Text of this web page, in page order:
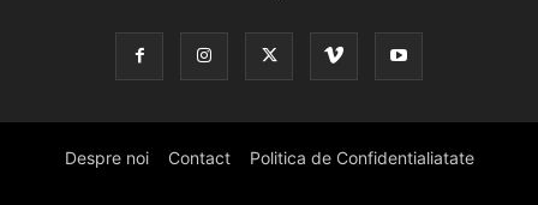
Despre noi Contact Politica de Confidentialiatate